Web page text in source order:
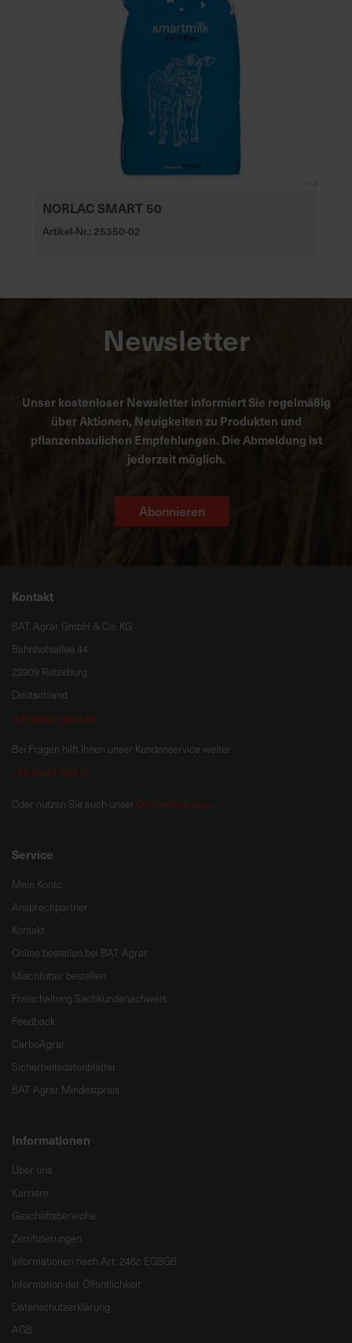
NORLAC SMART 50
Artikel-Nr.: 25350-02
Newsletter
Unser kostenloser Newsletter informiert Sie regelmäßig
über Aktionen, Neuigkeiten zu Produkten und
pflanzenbaulichen Empfehlungen. Die Abmeldung ist
jederzeit möglich.
Abonnieren
Kontakt
BAT Agrar GmbH & Co. KG
Bahnhofsallee 44
23909 Ratzeburg
Deutschland
info@bat-agrar.de
Bei Fragen hilft Ihnen unser Kundenservice weiter:
+49 4541 806 0
Oder nutzen Sie auch unser Onlineformular.
Service
Mein Konto
Ansprechpartner
Kontakt
Online bestellen bei BAT Agrar
Mischfutter bestellen
Freischaltung Sachkundenachweis
Feedback
CarboAgrar
Sicherheitsdatenblätter
BAT Agrar Mindestpreis
Informationen
Über uns
Karriere
Geschäftsbereiche
Zertifizierungen
Informationen nach Art. 246c EGBGB
Information der Öffentlichkeit
Datenschutzerklärung
AGB